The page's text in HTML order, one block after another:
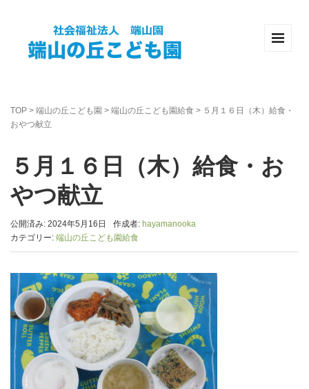
TOP > 端山の丘こども園 > 端山の丘こども園給食 > ５月１６日（木）給食・
おやつ献立
５月１６日（木）給食・お
やつ献立
公開済み: 2024年5月16日 作成者: hayamanooka
カテゴリー: 端山の丘こども園給食